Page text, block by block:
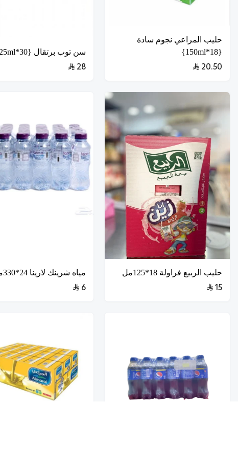
حليب المراعي نجوم سادة
{18*150ml}
20.50
سن توب برتقال {30*125ml}
28
حليب الربيع فراولة 18*125مل
15
مياه شرينك لارينا 24*330مل
6